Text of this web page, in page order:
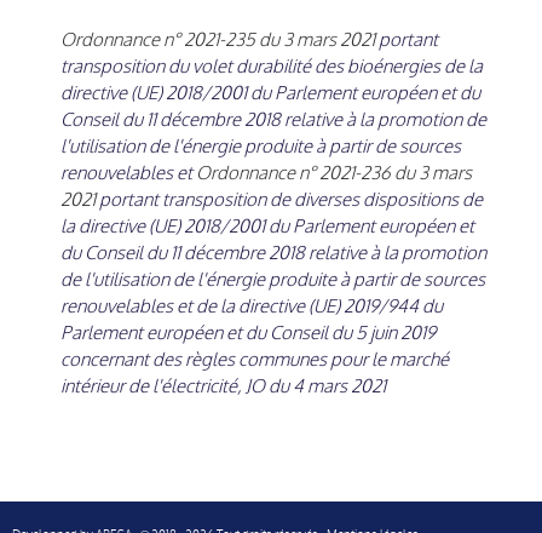
Ordonnance n° 2021-235 du 3 mars 2021portant
transposition du volet durabilité des bioénergies de la
directive (UE) 2018/2001 du Parlement européen et du
Conseil du 11 décembre 2018 relative à la promotion de
l'utilisation de l'énergie produite à partir de sources
renouvelables etOrdonnance n° 2021-236 du 3 mars
2021portant transposition de diverses dispositions de
la directive (UE) 2018/2001 du Parlement européen et
du Conseil du 11 décembre 2018 relative à la promotion
de l'utilisation de l'énergie produite à partir de sources
renouvelables et de la directive (UE) 2019/944 du
Parlement européen et du Conseil du 5 juin 2019
concernant des règles communes pour le marché
intérieur de l'électricité, JO du 4 mars 2021